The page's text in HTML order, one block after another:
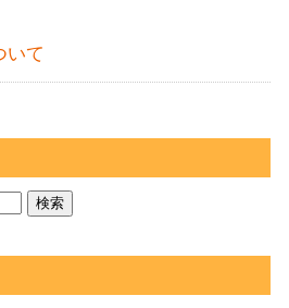
いて